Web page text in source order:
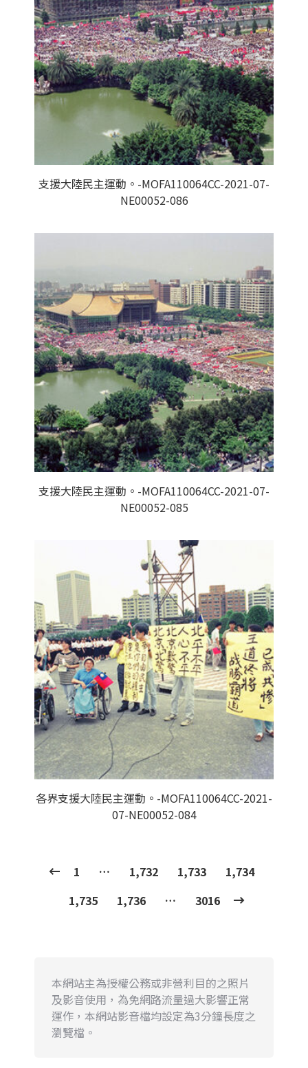
支援大陸民主運動。-MOFA110064CC-2021-07-
NE00052-086
支援大陸民主運動。-MOFA110064CC-2021-07-
NE00052-085
各界支援大陸民主運動。-MOFA110064CC-2021-
07-NE00052-084
1 … 1,732 1,733
1,734
1,735
1,736 … 3016
本網站主為授權公務或非營利目的之照片
及影音使用，為免網路流量過大影響正常
運作，本網站影音檔均設定為3分鐘長度之
瀏覽檔。